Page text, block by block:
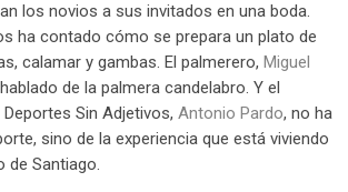
los novios a sus invitados en una boda.
ha contado cómo se prepara un plato de
calamar y gambas. El palmerero, Miguel
de la palmera candelabro. Y el
Sin Adjetivos, Antonio Pardo, no ha
sino de la experiencia que está viviendo
de Santiago.